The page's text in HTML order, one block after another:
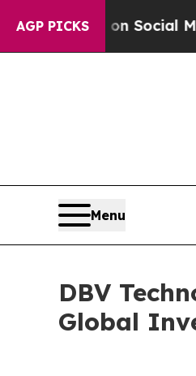
AGP PICKSon Social Media
Menu
DBV
Global